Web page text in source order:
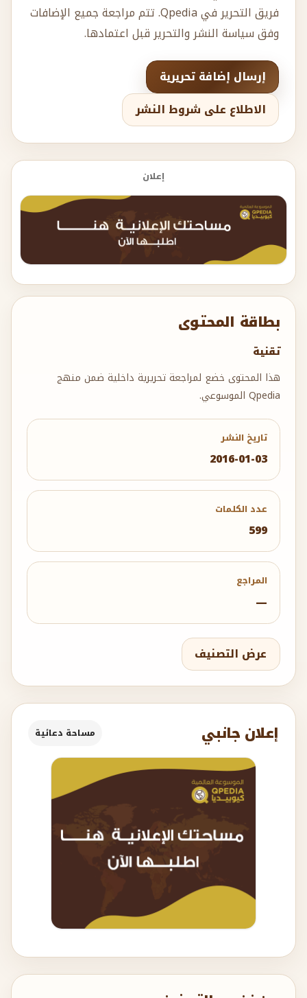
بطاقة المحتوى
تقنية
هذا المحتوى خضع لمراجعة تحريرية داخلية ضمن منهج
Qpedia الموسوعي.
تاريخ النشر
2016-01-03
عدد الكلمات
599
المراجع
—
عرض التصنيف
إعلان جانبي مساحة دعائية
فريق التحرير في Qpedia. تتم مراجعة جميع الإضافات
وفق سياسة النشر والتحرير قبل اعتمادها.
إرسال إضافة تحريرية
الاطلاع على شروط النشر
إعلان